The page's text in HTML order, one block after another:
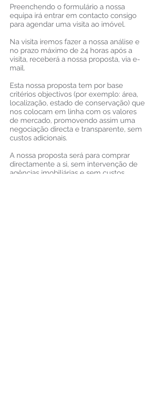
Preenchendo o formulário a nossa
equipa irá entrar em contacto consigo
para agendar uma visita ao imóvel.
Na visita iremos fazer a nossa análise e
no prazo máximo de 24 horas após a
visita, receberá a nossa proposta, via e-
mail.
Esta nossa proposta tem por base
critérios objectivos (por exemplo: área,
localização, estado de conservação) que
nos colocam em linha com os valores
de mercado, promovendo assim uma
negociação directa e transparente, sem
custos adicionais.
A nossa proposta será para comprar
directamente a si, sem intervenção de
agências imobiliárias e sem custos